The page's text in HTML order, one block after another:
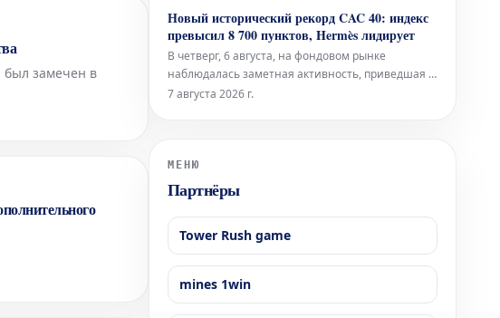
был замечен в
значительно превышает рекомендованный
предел в 1-2 часа. В поисках способов отвлечь,
особенно детей, от цифрового мира,
Новый исторический рекорд CAC 40: индекс
превысил 8 700 пунктов, Hermès лидирует
В четверг, 6 августа, на фондовом рынке
наблюдалась заметная активность, приведшая к
новым достижениям. Французский биржевой
особенно отличился люксовый бренд Hermè
7 августа 2026 г.
МЕНЮ
Партнёры
Tower Rush game
mines 1win